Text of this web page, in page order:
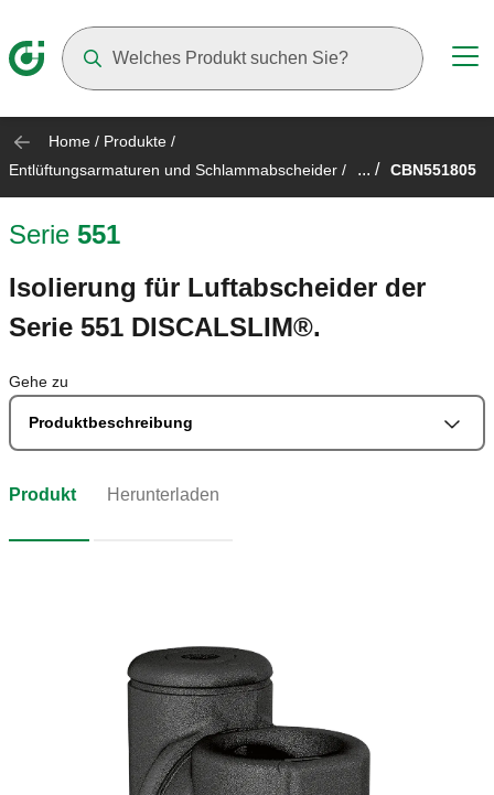
Home / Produkte /
Entlüftungsarmaturen und Schlammabscheider / ... / CBN551805
Serie 551
Isolierung für Luftabscheider der
Serie 551 DISCALSLIM®.
Gehe zu
Produktbeschreibung
Produkt Herunterladen